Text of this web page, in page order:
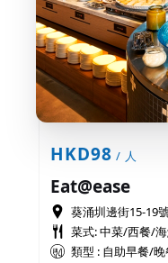
HKD98 / 人
Eat@ease
葵涌圳邊街15-19
菜式: 中菜/西餐/
類型 : 自助早餐/